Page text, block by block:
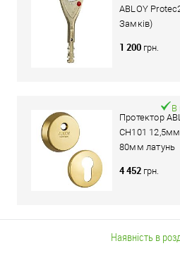
ABLOY
Замків)
1 200 грн.
Протектор
CH101
80мм латунь
В
4 452 грн.
Наявність в